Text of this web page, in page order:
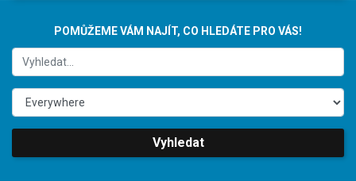
POMŮŽEME VÁM NAJÍT, CO HLEDÁTE PRO VÁS!
Vyhledat